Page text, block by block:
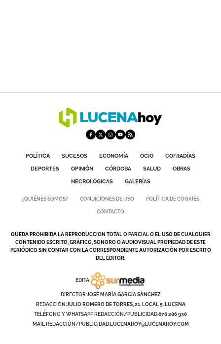
POLÍTICA SUCESOS ECONOMÍA OCIO
COFRADÍAS
DEPORTES
OPINIÓN CÓRDOBA SALUD
OBRAS
NECROLÓGICAS
GALERÍAS
¿QUIÉNES SOMOS? CONDICIONES DE USO POLÍTICA DE COOKIES
CONTACTO
QUEDA PROHIBIDA LA REPRODUCCION TOTAL O PARCIAL O EL USO DE CUALQUIER
CONTENIDO ESCRITO, GRÁFICO, SONORO O AUDIOVISUAL PROPIEDAD DE ESTE
PERIÓDICO SIN CONTAR CON LA CORRESPONDIENTE AUTORIZACIÓN POR ESCRITO
DEL EDITOR.
EDITA:
DIRECTOR:JOSÉ MARÍA GARCÍA SÁNCHEZ
REDACCIÓN:JULIO ROMERO DE TORRES, 21. LOCAL 5. LUCENA
TELÉFONO Y WHATSAPP REDACCIÓN/PUBLICIDAD:676 286 936
MAIL REDACCIÓN/PUBLICIDAD:LUCENAHOY@LUCENAHOY.COM